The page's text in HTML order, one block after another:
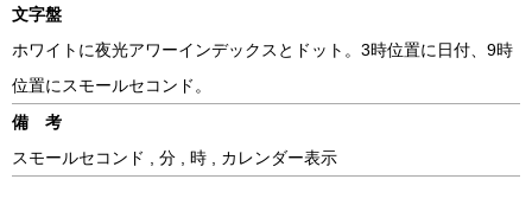
文字盤
ホワイトに夜光アワーインデックスとドット。3時位置に日付、9時
位置にスモールセコンド。
備 考
スモールセコンド , 分 , 時 , カレンダー表示